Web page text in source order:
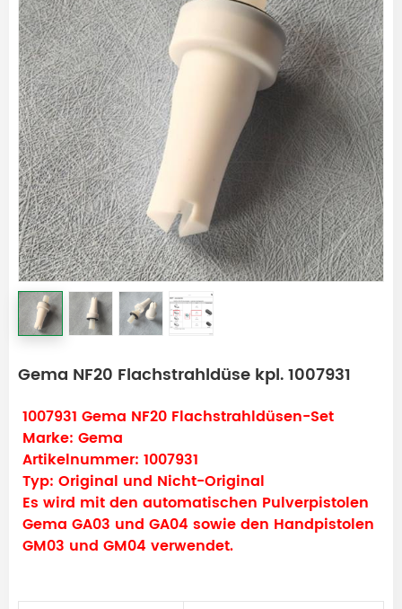
Gema NF20 Flachstrahldüse kpl. 1007931
1007931 Gema NF20 Flachstrahldüsen-Set
Marke: Gema
Artikelnummer: 1007931
Typ: Original und Nicht-Original
Es wird mit den automatischen Pulverpistolen
Gema GA03 und GA04 sowie den Handpistolen
GM03 und GM04 verwendet.